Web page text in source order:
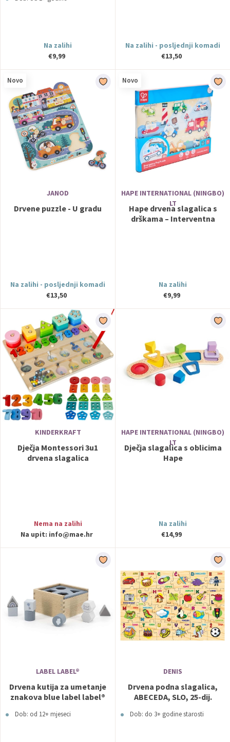
Na zalihi
€9,99
Na zalihi - posljednji komadi
€13,50
Novo
JANOD
Drvene puzzle - U gradu
Na zalihi - posljednji komadi
€13,50
Novo
HAPE INTERNATIONAL (NINGBO)
LT
Hape drvena slagalica s
drškama – Interventna
Na zalihi
€9,99
KINDERKRAFT
Dječja Montessori 3u1
drvena slagalica
Nema na zalihi
Na upit: info@mae.hr
HAPE INTERNATIONAL (NINGBO)
LT
Dječja slagalica s oblicima
Hape
Na zalihi
€14,99
LABEL LABEL®
Drvena kutija za umetanje
znakova blue label label®
Dob: od 12+ mjeseci
DENIS
Drvena podna slagalica,
ABECEDA, SLO, 25-dij.
Dob: do 3+ godine starosti